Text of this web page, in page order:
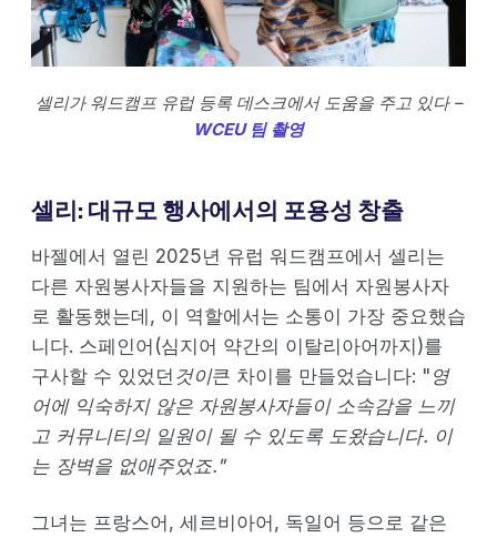
셀리가 워드캠프 유럽 등록 데스크에서 도움을 주고 있다 –
WCEU 팀 촬영
셀리: 대규모 행사에서의 포용성 창출
바젤에서 열린 2025년 유럽 워드캠프에서 셀리는
다른 자원봉사자들을 지원하는 팀에서 자원봉사자
로 활동했는데, 이 역할에서는 소통이 가장 중요했습
니다. 스페인어(심지어 약간의 이탈리아어까지)를
구사할 수 있었던 것이큰 차이를 만들었습니다: " 영
어에 익숙하지 않은 자원봉사자들이 소속감을 느끼
고 커뮤니티의 일원이 될 수 있도록 도왔습니다. 이
는 장벽을 없애주었죠."
그녀는 프랑스어, 세르비아어, 독일어 등으로 같은